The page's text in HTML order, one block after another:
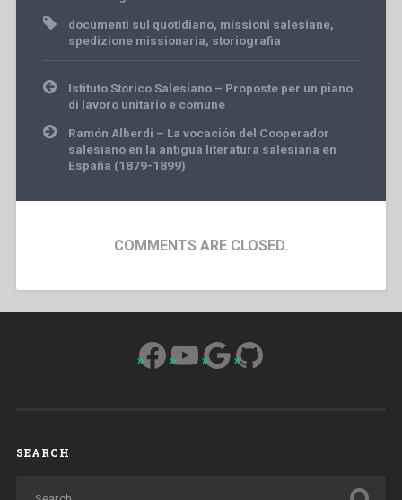
documenti sul quotidiano, missioni salesiane,
spedizione missionaria, storiografia
Post
navigation
Istituto Storico Salesiano – Proposte per un piano
di lavoro unitario e comune
Ramón Alberdi – La vocación del Cooperador
salesiano en la antigua literatura salesiana en
España (1879-1899)
COMMENTS ARE CLOSED.
Facebook
YouTube
Google
GitHub
SEARCH